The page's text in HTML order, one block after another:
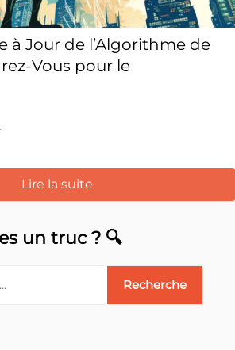
à Jour de l’Algorithme de
Vous pour le
Lire la suite
un truc ? 🔍